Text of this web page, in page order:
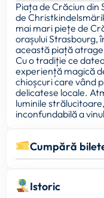
Piața de Crăciun din
de
mai mari piețe de
orașului Strasbourg,
această piață
Cu o tradiție ce
experiență magică
chioșcuri care vând
delicatese locale.
luminile
inconfundabilă a
Cumpără
Istoric